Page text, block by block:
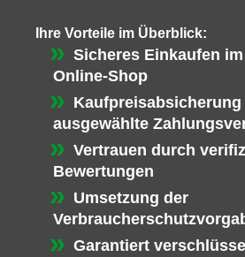
Ihre Vorteile im Überblick:
Sicheres Einkaufen
Online-Shop
Kaufpreisabsicherung
ausgewählte
Vertrauen durch
Bewertungen
Umsetzung der
Garantiert